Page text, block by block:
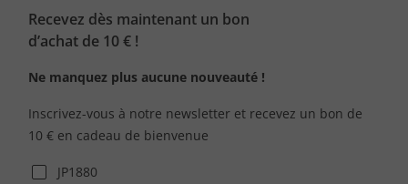
Recevez dès maintenant un bon
d’achat de 10 € !
Ne manquez plus aucune nouveauté !
Inscrivez-vous à notre newsletter et recevez un bon de
10 € en cadeau de bienvenue
JP1880